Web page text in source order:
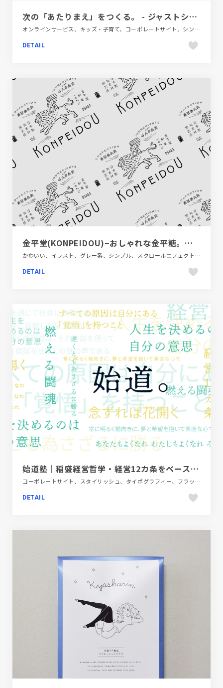
次の「あたりまえ」をつくる。 - ジャストシステム
オンラインサービス、キッズ・子育て、コーポレートサイト、シンプル、テクノロジー・サイエンス、ブランド・サービスサイト、ホワイト系、モーション多め、レッド系、多言語対応、大きめ写真、教育・学校、新卒・中途採用サイト
DETAIL
金平堂(KONPEIDOU)−おしゃれな金平糖。プチギフトや引出物、粗品に。香料不使用。
かわいい、イラスト、グレー系、シンプル、スクロールエフェクト、タイポグラフィー、フラットデザイン、ブランド・サービスサイト、ホワイト系、ポップ、モーション多め、日本テイスト、飲料・食品
DETAIL
始道塾｜稲盛経営哲学・経営12カ条をベースにした経営塾｜岐阜県
コーポレートサイト、スタイリッシュ、タイポグラフィー、フラットデザイン、ホワイト系、教育・学校
DETAIL